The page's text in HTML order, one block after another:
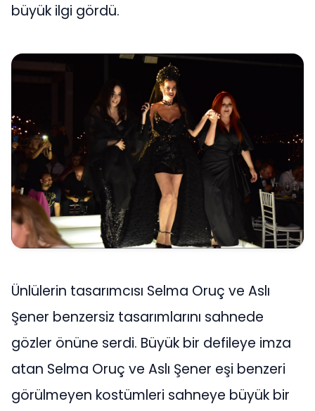
büyük ilgi gördü.
Ünlülerin tasarımcısı Selma Oruç ve Aslı
Şener benzersiz tasarımlarını sahnede
gözler önüne serdi. Büyük bir defileye imza
atan Selma Oruç ve Aslı Şener eşi benzeri
görülmeyen kostümleri sahneye büyük bir